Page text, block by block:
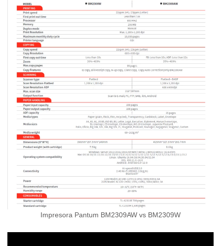
Impresora Pantum BM2309AW vs BM2309W